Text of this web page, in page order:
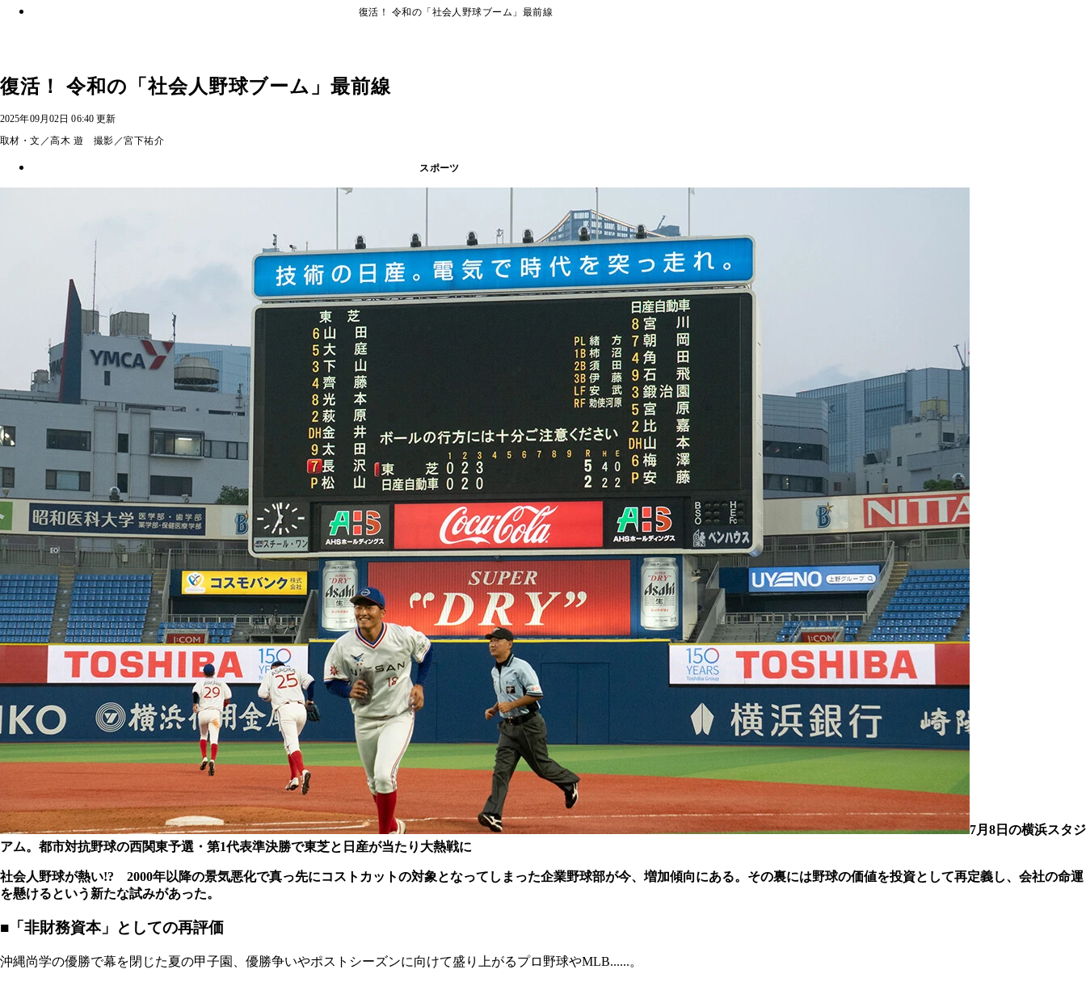
復活！ 令和の「社会人野球ブーム」最前線
復活！ 令和の「社会人野球ブーム」最前線
2025年09月02日 06:40 更新
取材・文／高木 遊 撮影／宮下祐介
スポーツ
7月8日の横浜スタジ
アム。都市対抗野球の西関東予選・第1代表準決勝で東芝と日産が当たり大熱戦に
社会人野球が熱い!? 2000年以降の景気悪化で真っ先にコストカットの対象となってしまった企業野球部が今、増加傾向にある。その裏には野球の価値を投資として再定義し、会社の命運
を懸けるという新たな試みがあった。
■「非財務資本」としての再評価
沖縄尚学の優勝で幕を閉じた夏の甲子園、優勝争いやポストシーズンに向けて盛り上がるプロ野球やMLB......。